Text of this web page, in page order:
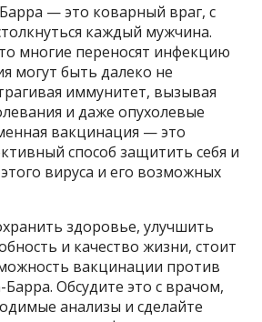
— это коварный враг, с
каждый мужчина.
многие переносят инфекцию
могут быть далеко не
иммунитет, вызывая
и даже опухолевые
вакцинация — это
способ защитить себя и
вируса и его возможных
здоровье, улучшить
и качество жизни, стоит
вакцинации против
Обсудите это с врачом,
анализы и сделайте